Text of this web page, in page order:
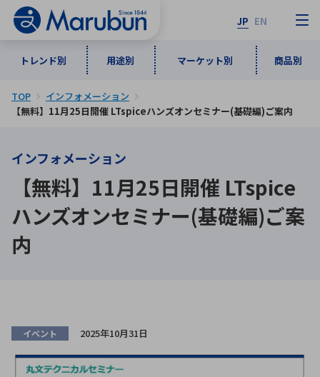
JP EN
トレンド別 用途別 マーケット別 商品別
トレンド別
インダストリアルDXソリューション
5G・Local 5G
ロボティクス（AI）
用途別
通信・ネットワーク
監視・セキュリティ
品質管理・検査
マーケット別
自動車 産業
民生
商品別
半導体・電子部品 ソフトウェア
ICTソリューション
メーカ一覧
50音順
あ行 か行 さ行
た行
な行
は行 ま行
や行
A B
E
F G
H
TOP
インフォメーション
【無料】11月25日開催 LTspiceハンズオンセミナー(基礎編)ご案内
インフォメーション
【無料】11月25日開催 LTspice
ハンズオンセミナー(基礎編)ご案
内
イベント 2025年10月31日